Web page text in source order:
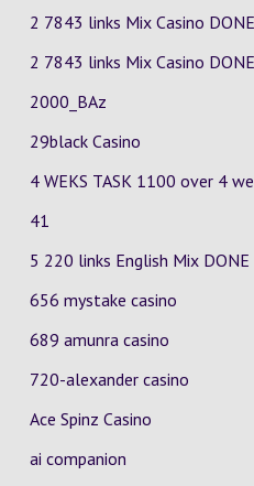
2 7843 links Mix Casino DONE
2 7843 links Mix Casino DONE
2000_BAz
29black Casino
4 WEKS TASK 1100 over 4
41
5 220 links English Mix DONE
656 mystake casino
689 amunra casino
720-alexander casino
Ace Spinz Casino
ai companion